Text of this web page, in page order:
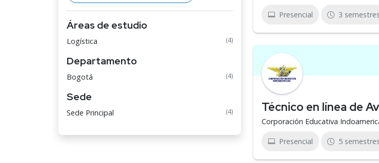
Áreas de estudio
Logística (4)
Departamento
Bogotá (4)
Sede
Sede Principal (4)
Presencial 3 semestres
Técnico en línea de
Corporación Educativa
Presencial 5 semestres